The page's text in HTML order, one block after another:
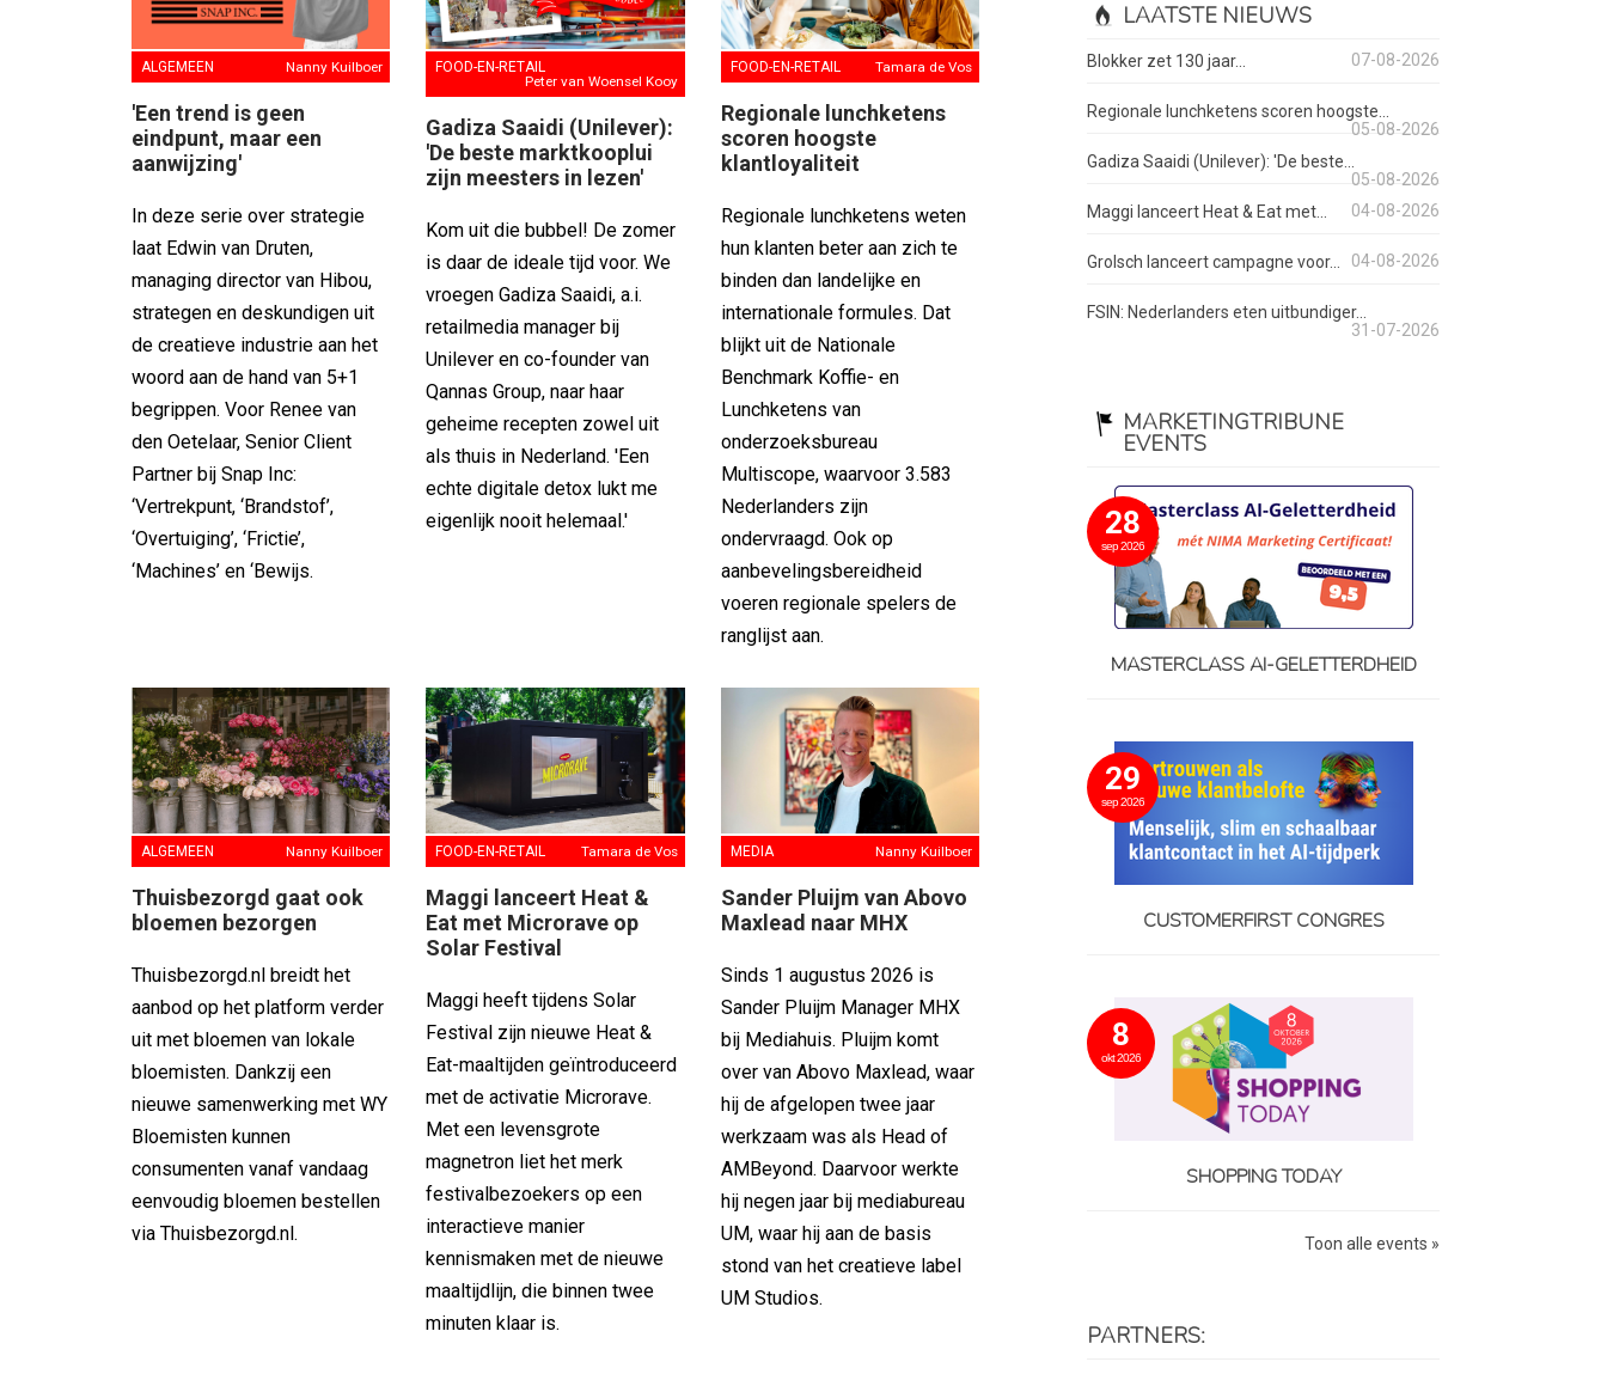
ALGEMEEN Nanny Kuilboer
'Een trend is geen
eindpunt, maar een
aanwijzing'
In deze serie over strategie
laat Edwin van Druten,
managing director van Hibou,
strategen en deskundigen uit
de creatieve industrie aan het
woord aan de hand van 5+1
begrippen. Voor Renee van
den Oetelaar, Senior Client
Partner bij Snap Inc:
‘Vertrekpunt, ‘Brandstof’,
‘Overtuiging’, ‘Frictie’,
‘Machines’ en ‘Bewijs.
FOOD-EN-RETAIL
Peter van Woensel Kooy
Gadiza Saaidi (Unilever):
'De beste marktkooplui
zijn meesters in lezen'
Kom uit die bubbel! De zomer
is daar de ideale tijd voor. We
vroegen Gadiza Saaidi, a.i.
retailmedia manager bij
Unilever en co-founder van
Qannas Group, naar haar
geheime recepten zowel uit
als thuis in Nederland. 'Een
echte digitale detox lukt me
eigenlijk nooit helemaal.'
FOOD-EN-RETAIL Tamara de Vos
Regionale lunchketens
scoren hoogste
klantloyaliteit
Regionale lunchketens weten
hun klanten beter aan zich te
binden dan landelijke en
internationale formules. Dat
blijkt uit de Nationale
Benchmark Koffie- en
Lunchketens van
onderzoeksbureau
Multiscope, waarvoor 3.583
Nederlanders zijn
ondervraagd. Ook op
aanbevelingsbereidheid
voeren regionale spelers de
ranglijst aan.
ALGEMEEN Nanny Kuilboer
Thuisbezorgd gaat ook
bloemen bezorgen
Thuisbezorgd.nl breidt het
aanbod op het platform verder
uit met bloemen van lokale
bloemisten. Dankzij een
nieuwe samenwerking met WY
Bloemisten kunnen
consumenten vanaf vandaag
eenvoudig bloemen bestellen
via Thuisbezorgd.nl.
FOOD-EN-RETAIL Tamara de Vos
Maggi lanceert Heat &
Eat met Microrave op
Solar Festival
Maggi heeft tijdens Solar
Festival zijn nieuwe Heat &
Eat-maaltijden geïntroduceerd
met de activatie Microrave.
Met een levensgrote
magnetron liet het merk
festivalbezoekers op een
interactieve manier
kennismaken met de nieuwe
maaltijdlijn, die binnen twee
minuten klaar is.
MEDIA Nanny Kuilboer
Sander Pluijm van Abovo
Maxlead naar MHX
Sinds 1 augustus 2026 is
Sander Pluijm Manager MHX
bij Mediahuis. Pluijm komt
over van Abovo Maxlead, waar
hij de afgelopen twee jaar
werkzaam was als Head of
AMBeyond. Daarvoor werkte
hij negen jaar bij mediabureau
UM, waar hij aan de basis
stond van het creatieve label
UM Studios.
LAATSTE NIEUWS
Blokker zet 130 jaar... 07-08-2026
Regionale lunchketens scoren hoogste...
05-08-2026
Gadiza Saaidi (Unilever): 'De beste...
05-08-2026
Maggi lanceert Heat & Eat met...
04-08-2026
Grolsch lanceert campagne voor... 04-08-2026
FSIN: Nederlanders eten uitbundiger...
31-07-2026
MARKETINGTRIBUNE
EVENTS
28
sep 2026
MASTERCLASS AI-GELETTERDHEID
29
sep 2026
CUSTOMERFIRST CONGRES
8
okt 2026
SHOPPING TODAY
Toon alle events »
PARTNERS: